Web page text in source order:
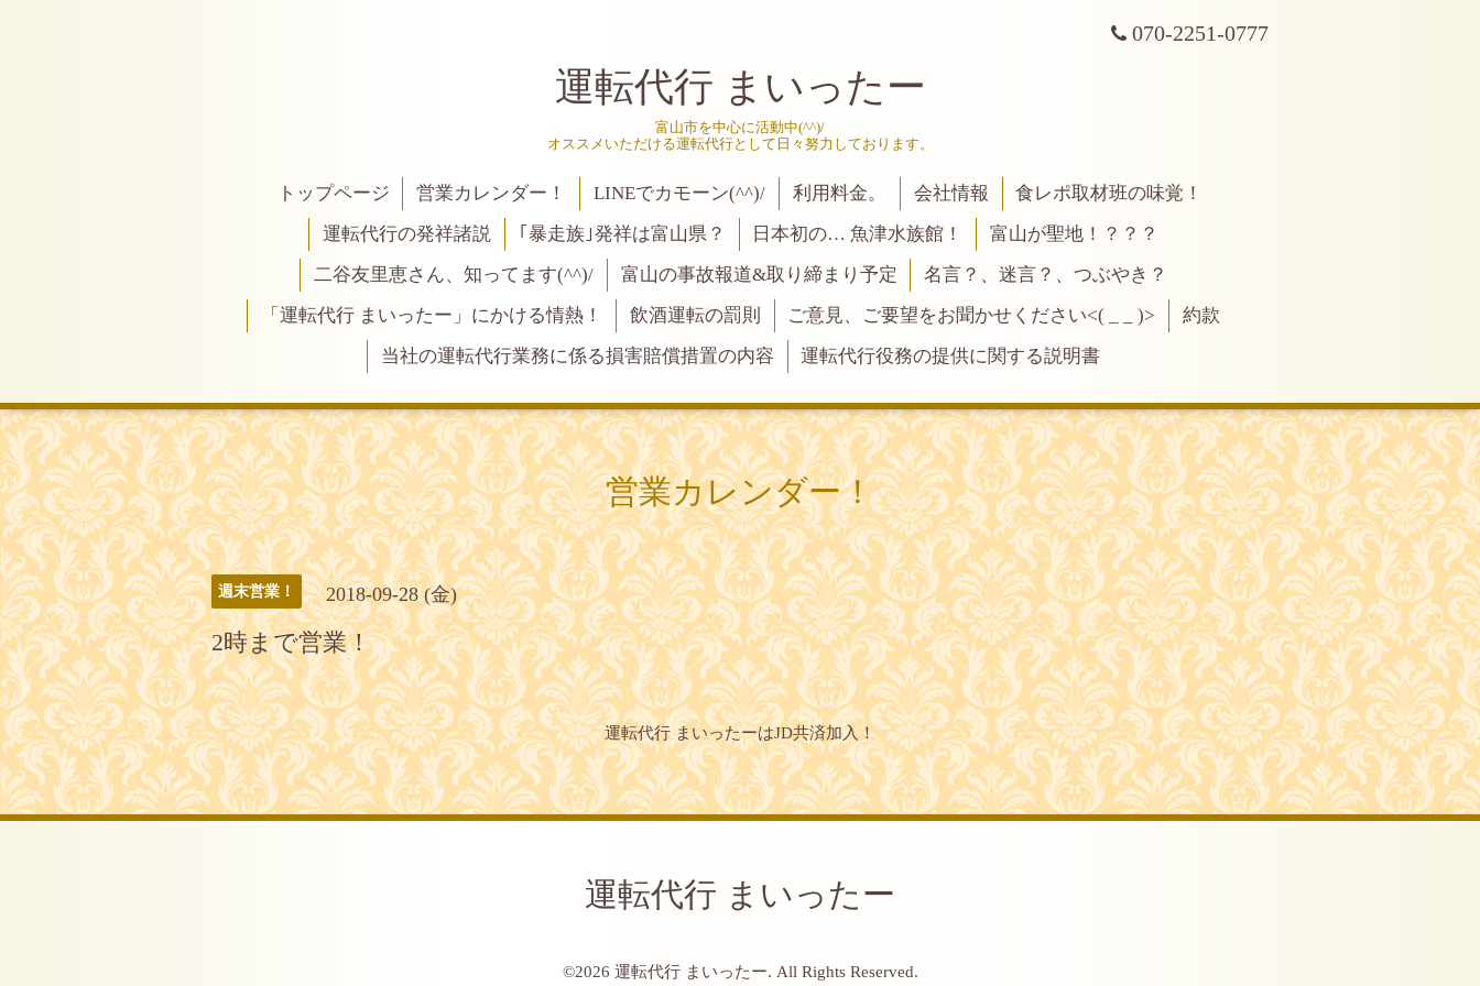
070-2251-0777
運転代行 まいったー
富山市を中心に活動中(^^)/
オススメいただける運転代行として日々努力しております。
トップページ 営業カレンダー！ LINEでカモーン(^^)/ 利用料金。 会社情報
食レポ取材班の味覚！
運転代行の発祥諸説
｢暴走族｣発祥は富山県？ 日本初の… 魚津水族館！
富山が聖地！？？？
二谷友里恵さん、知ってます(^^)/
富山の事故報道&取り締まり予定
名言？、迷言？、つぶやき？
「運転代行 まいったー」にかける情熱！
飲酒運転の罰則 ご意見、ご要望をお聞かせください<( _ _ )>
約款
当社の運転代行業務に係る損害賠償措置の内容
運転代行役務の提供に関する説明書
営業カレンダー！
週末営業！ 2018-09-28 (金)
2時まで営業！
運転代行 まいったーはJD共済加入！
運転代行 まいったー
©2026 運転代行 まいったー. All Rights Reserved.